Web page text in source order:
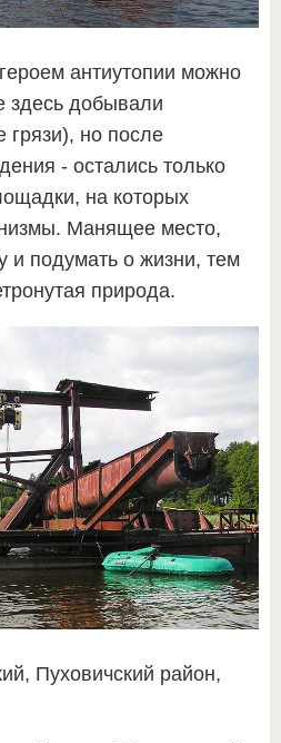
антиутопии можно
здесь добывали
грязи), но после
- остались только
на которых
Манящее место,
и подумать о жизни, тем
природа.
Пуховичский район,